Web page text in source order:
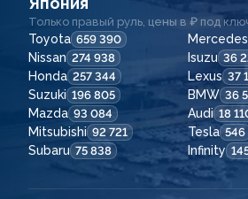
Только правый руль, цены в ₽ под
Toyota 659 390
Nissan 274 938 Isuzu 36
Honda 257 344 Lexus 37
Suzuki 196 805 BMW 36
Mazda 93 084 Audi 18
Mitsubishi 92 721 Tesla 546
Subaru 75 838 Infinity